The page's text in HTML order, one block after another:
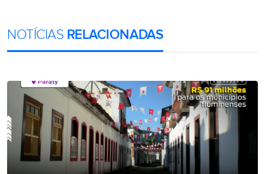
NOTÍCIAS RELACIONADAS